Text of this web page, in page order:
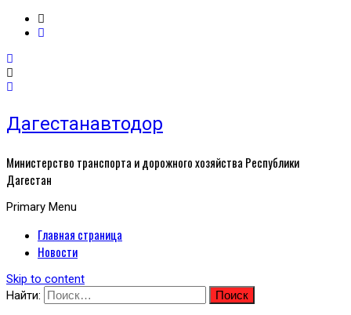
Дагестанавтодор
Министерство транспорта и дорожного хозяйства Республики
Дагестан
Primary Menu
Главная страница
Новости
Skip to content
Найти: